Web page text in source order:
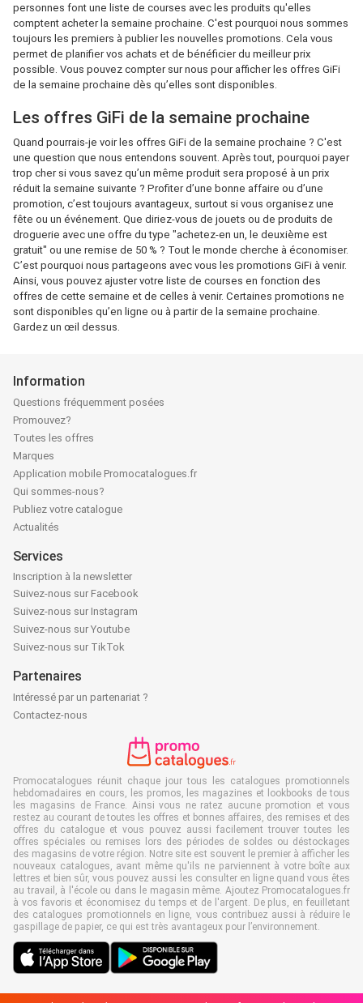
personnes font une liste de courses avec les produits qu'elles
comptent acheter la semaine prochaine. C'est pourquoi nous sommes
toujours les premiers à publier les nouvelles promotions. Cela vous
permet de planifier vos achats et de bénéficier du meilleur prix
possible. Vous pouvez compter sur nous pour afficher les offres GiFi
de la semaine prochaine dès qu’elles sont disponibles.
Les offres GiFi de la semaine prochaine
Quand pourrais-je voir les offres GiFi de la semaine prochaine ? C'est
une question que nous entendons souvent. Après tout, pourquoi payer
trop cher si vous savez qu’un même produit sera proposé à un prix
réduit la semaine suivante ? Profiter d’une bonne affaire ou d’une
promotion, c’est toujours avantageux, surtout si vous organisez une
fête ou un événement. Que diriez-vous de jouets ou de produits de
droguerie avec une offre du type "achetez-en un, le deuxième est
gratuit" ou une remise de 50 % ? Tout le monde cherche à économiser.
C’est pourquoi nous partageons avec vous les promotions GiFi à venir.
Ainsi, vous pouvez ajuster votre liste de courses en fonction des
offres de cette semaine et de celles à venir. Certaines promotions ne
sont disponibles qu’en ligne ou à partir de la semaine prochaine.
Gardez un œil dessus.
Information
Questions fréquemment posées
Promouvez?
Toutes les offres
Marques
Application mobile Promocatalogues.fr
Qui sommes-nous?
Publiez votre catalogue
Actualités
Services
Inscription à la newsletter
Suivez-nous sur Facebook
Suivez-nous sur Instagram
Suivez-nous sur Youtube
Suivez-nous sur TikTok
Partenaires
Intéressé par un partenariat ?
Contactez-nous
Promocatalogues réunit chaque jour tous les catalogues promotionnels
hebdomadaires en cours, les promos, les magazines et lookbooks de tous
les magasins de France. Ainsi vous ne ratez aucune promotion et vous
restez au courant de toutes les offres et bonnes affaires, des remises et des
offres du catalogue et vous pouvez aussi facilement trouver toutes les
offres spéciales ou remises lors des périodes de soldes ou déstockages
des magasins de votre région. Notre site est souvent le premier à afficher les
nouveaux catalogues, avant même qu'ils ne parviennent à votre boîte aux
lettres et bien sûr, vous pouvez aussi les consulter en ligne quand vous êtes
au travail, à l'école ou dans le magasin même. Ajoutez Promocatalogues.fr
à vos favoris et économisez du temps et de l'argent. De plus, en feuilletant
des catalogues promotionnels en ligne, vous contribuez aussi à réduire le
gaspillage de papier, ce qui est très avantageux pour l’environnement.